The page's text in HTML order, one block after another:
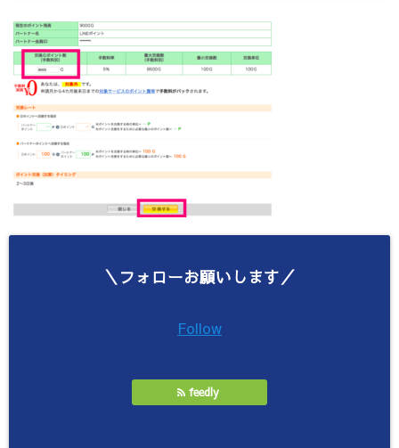
＼フォローお願いします／
Follow
feedly